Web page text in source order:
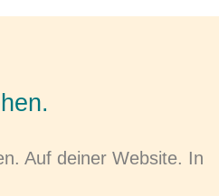
Auf deiner Website. In